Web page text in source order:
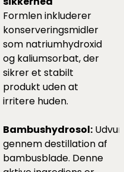
Formlen inkluderer
konserveringsmidler
som natriumhydroxid
og kaliumsorbat, der
sikrer et stabilt
produkt uden at
irritere huden.
Bambushydrosol:
gennem destillation af
bambusblade. Denne